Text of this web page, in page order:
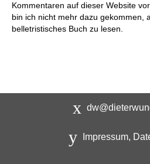
Kommentaren auf dieser Website
bin ich nicht mehr dazu gekommen,
belletristisches Buch zu lesen.
Impressum,